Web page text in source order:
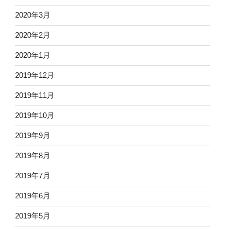
2020年3月
2020年2月
2020年1月
2019年12月
2019年11月
2019年10月
2019年9月
2019年8月
2019年7月
2019年6月
2019年5月